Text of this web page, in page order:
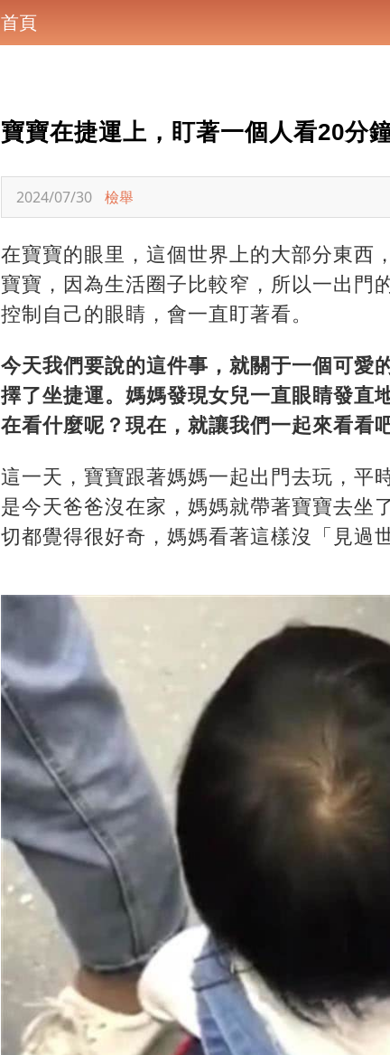
首頁
寶寶在捷運上，盯著一個人看20分
2024/07/30 檢舉
在寶寶的眼里，這個世界上的大部分東西
寶寶，因為生活圈子比較窄，所以一出門
控制自己的眼睛，會一直盯著看。
今天我們要說的這件事，就關于一個可愛
擇了坐捷運。媽媽發現女兒一直眼睛發直
在看什麼呢？現在，就讓我們一起來看看吧
這一天，寶寶跟著媽媽一起出門去玩，平
是今天爸爸沒在家，媽媽就帶著寶寶去坐
切都覺得很好奇，媽媽看著這樣沒「見過